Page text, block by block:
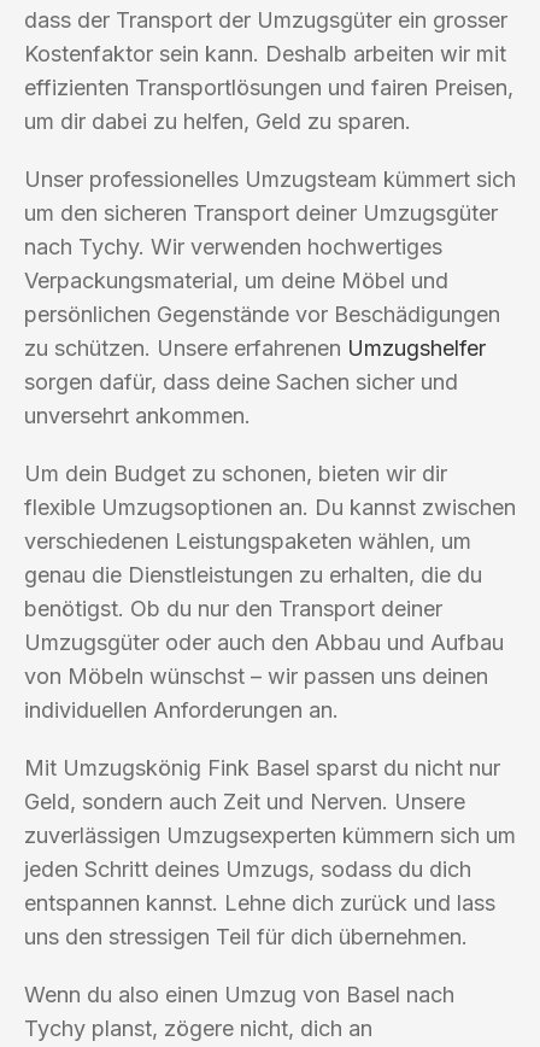
dass der Transport der Umzugsgüter ein grosser
Kostenfaktor sein kann. Deshalb arbeiten wir mit
effizienten Transportlösungen und fairen Preisen,
um dir dabei zu helfen, Geld zu sparen.
Unser professionelles Umzugsteam kümmert sich
um den sicheren Transport deiner Umzugsgüter
nach Tychy. Wir verwenden hochwertiges
Verpackungsmaterial, um deine Möbel und
persönlichen Gegenstände vor Beschädigungen
zu schützen. Unsere erfahrenen Umzugshelfer
sorgen dafür, dass deine Sachen sicher und
unversehrt ankommen.
Um dein Budget zu schonen, bieten wir dir
flexible Umzugsoptionen an. Du kannst zwischen
verschiedenen Leistungspaketen wählen, um
genau die Dienstleistungen zu erhalten, die du
benötigst. Ob du nur den Transport deiner
Umzugsgüter oder auch den Abbau und Aufbau
von Möbeln wünschst – wir passen uns deinen
individuellen Anforderungen an.
Mit Umzugskönig Fink Basel sparst du nicht nur
Geld, sondern auch Zeit und Nerven. Unsere
zuverlässigen Umzugsexperten kümmern sich um
jeden Schritt deines Umzugs, sodass du dich
entspannen kannst. Lehne dich zurück und lass
uns den stressigen Teil für dich übernehmen.
Wenn du also einen Umzug von Basel nach
Tychy planst, zögere nicht, dich an